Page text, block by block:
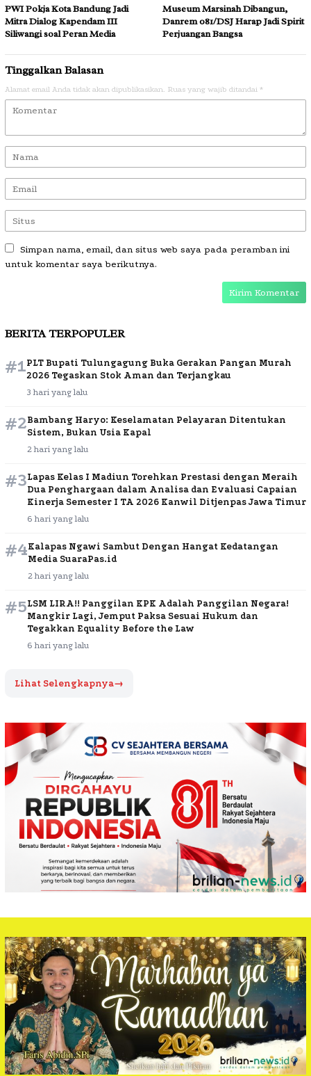
PWI Pokja Kota Bandung Jadi
Mitra Dialog Kapendam III
Siliwangi soal Peran Media
Museum Marsinah Dibangun,
Danrem 081/DSJ Harap Jadi Spirit
Perjuangan Bangsa
Tinggalkan Balasan
Alamat email Anda tidak akan dipublikasikan. Ruas yang wajib ditandai *
Simpan nama, email, dan situs web saya pada peramban ini
untuk komentar saya berikutnya.
BERITA TERPOPULER
#1PLT Bupati Tulungagung Buka Gerakan Pangan Murah
2026 Tegaskan Stok Aman dan Terjangkau
3 hari yang lalu
#2Bambang Haryo: Keselamatan Pelayaran Ditentukan
Sistem, Bukan Usia Kapal
2 hari yang lalu
#3Lapas Kelas I Madiun Torehkan Prestasi dengan Meraih
Dua Penghargaan dalam Analisa dan Evaluasi Capaian
Kinerja Semester I TA 2026 Kanwil Ditjenpas Jawa Timur
6 hari yang lalu
#4Kalapas Ngawi Sambut Dengan Hangat Kedatangan
Media SuaraPas.id
2 hari yang lalu
#5LSM LIRA!! Panggilan KPK Adalah Panggilan Negara!
Mangkir Lagi, Jemput Paksa Sesuai Hukum dan
Tegakkan Equality Before the Law
6 hari yang lalu
Lihat Selengkapnya→